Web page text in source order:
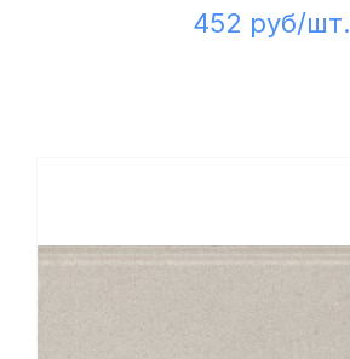
452 руб/шт.